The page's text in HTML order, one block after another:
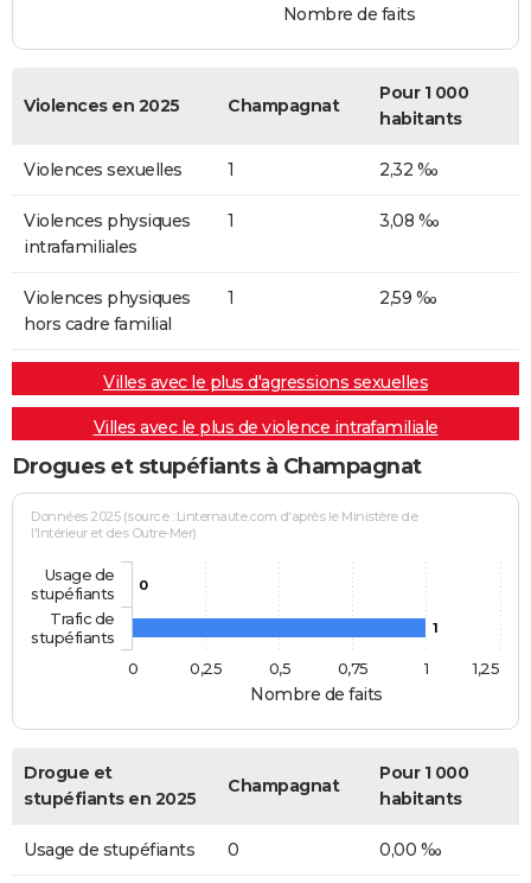
Nombre de faits
Violences en 2025 Champagnat
Pour 1 000
habitants
Violences sexuelles 1 2,32 ‰
Violences physiques
intrafamiliales
1 3,08 ‰
Violences physiques
hors cadre familial
1 2,59 ‰
Villes avec le plus d'agressions sexuelles
Villes avec le plus de violence intrafamiliale
Drogues et stupéfiants à Champagnat
Nombre de faits
Données 2025 (source : Linternaute.com d'après le Ministère de
l'Intérieur et des Outre-Mer)
0
1
Usage de
stupéfiants
Trafic de
stupéfiants
0
1
0,25 0,5 0,75 1,25
Drogue et
stupéfiants en 2025
Champagnat
Pour 1 000
habitants
Usage de stupéfiants 0 0,00 ‰